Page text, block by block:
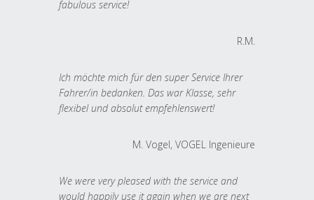
fabulous service!
R.M.
Ich möchte mich für den super Service Ihrer
Fahrer/in bedanken. Das war Klasse, sehr
flexibel und absolut empfehlenswert!
M. Vogel, VOGEL Ingenieure
We were very pleased with the service and
would happily use it again when we are next